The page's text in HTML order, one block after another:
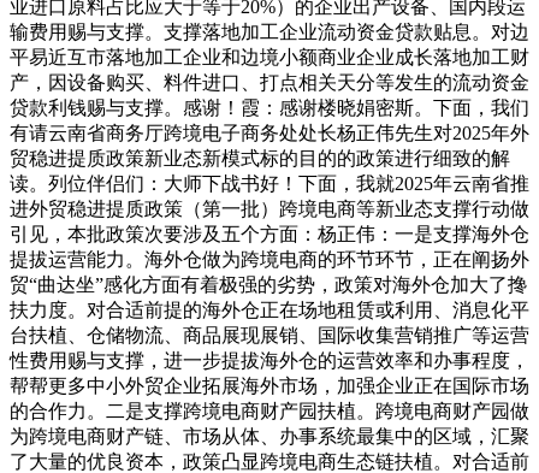
业进口原料占比应大于等于20%）的企业出产设备、国内段运
输费用赐与支撑。支撑落地加工企业流动资金贷款贴息。对边
平易近互市落地加工企业和边境小额商业企业成长落地加工财
产，因设备购买、料件进口、打点相关天分等发生的流动资金
贷款利钱赐与支撑。感谢！霞：感谢楼晓娟密斯。下面，我们
有请云南省商务厅跨境电子商务处处长杨正伟先生对2025年外
贸稳进提质政策新业态新模式标的目的的政策进行细致的解
读。列位伴侣们：大师下战书好！下面，我就2025年云南省推
进外贸稳进提质政策（第一批）跨境电商等新业态支撑行动做
引见，本批政策次要涉及五个方面：杨正伟：一是支撑海外仓
提拔运营能力。海外仓做为跨境电商的环节环节，正在阐扬外
贸“曲达坐”感化方面有着极强的劣势，政策对海外仓加大了搀
扶力度。对合适前提的海外仓正在场地租赁或利用、消息化平
台扶植、仓储物流、商品展现展销、国际收集营销推广等运营
性费用赐与支撑，进一步提拔海外仓的运营效率和办事程度，
帮帮更多中小外贸企业拓展海外市场，加强企业正在国际市场
的合作力。二是支撑跨境电商财产园扶植。跨境电商财产园做
为跨境电商财产链、市场从体、办事系统最集中的区域，汇聚
了大量的优良资本，政策凸显跨境电商生态链扶植。对合适前